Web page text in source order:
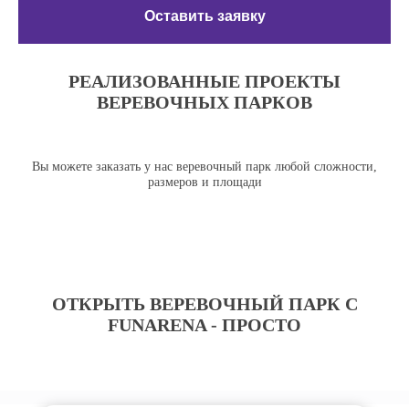
Оставить заявку
РЕАЛИЗОВАННЫЕ ПРОЕКТЫ
ВЕРЕВОЧНЫХ ПАРКОВ
Вы можете заказать у нас веревочный парк любой сложности,
размеров и площади
ОТКРЫТЬ ВЕРЕВОЧНЫЙ ПАРК С
FUNARENA - ПРОСТО